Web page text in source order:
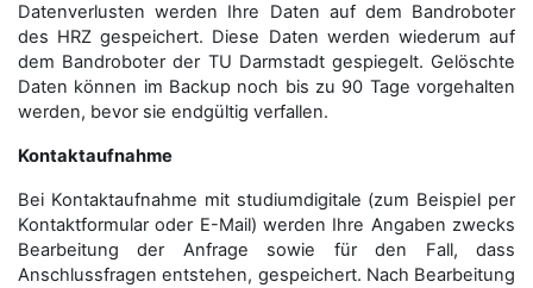
Datenverlusten werden Ihre Daten auf dem Bandroboter
des HRZ gespeichert. Diese Daten werden wiederum auf
dem Bandroboter der TU Darmstadt gespiegelt. Gelöschte
Daten können im Backup noch bis zu 90 Tage vorgehalten
werden, bevor sie endgültig verfallen.
Kontaktaufnahme
Bei Kontaktaufnahme mit studiumdigitale (zum Beispiel per
Kontaktformular oder E-Mail) werden Ihre Angaben zwecks
Bearbeitung der Anfrage sowie für den Fall, dass
Anschluss­fragen entstehen, gespeichert. Nach Bearbeitung